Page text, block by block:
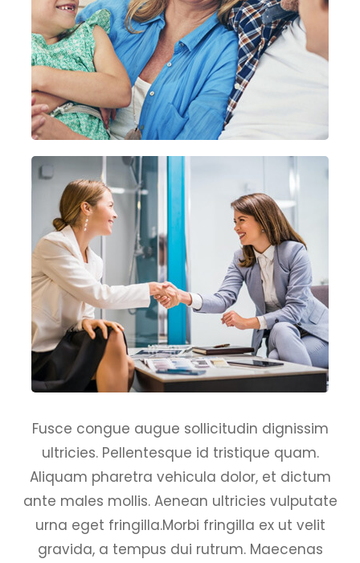
Fusce congue augue sollicitudin dignissim
ultricies. Pellentesque id tristique quam.
Aliquam pharetra vehicula dolor, et dictum
ante males mollis. Aenean ultricies vulputate
urna eget fringilla.Morbi fringilla ex ut velit
gravida, a tempus dui rutrum. Maecenas